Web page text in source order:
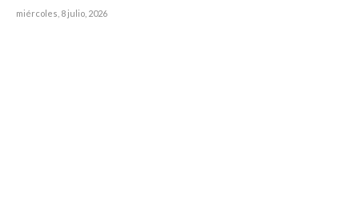
miércoles, 8 julio, 2026